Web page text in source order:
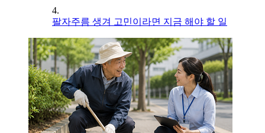
4.
팔자주름 생겨 고민이라면 지금 해야 할 일